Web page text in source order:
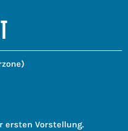
ersten Vorstellung.